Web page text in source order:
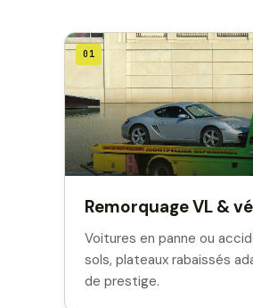
01
Remorquage VL &
Voitures en panne ou
sols, plateaux rabaissés
de prestige.